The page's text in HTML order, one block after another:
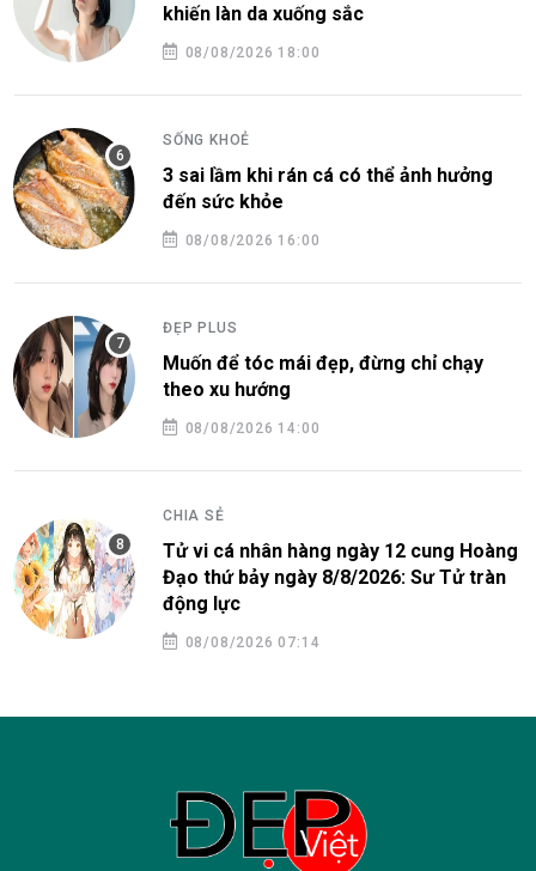
khiến làn da xuống sắc
08/08/2026 18:00
SỐNG KHOẺ
3 sai lầm khi rán cá có thể ảnh hưởng
đến sức khỏe
08/08/2026 16:00
ĐẸP PLUS
Muốn để tóc mái đẹp, đừng chỉ chạy
theo xu hướng
08/08/2026 14:00
CHIA SẺ
Tử vi cá nhân hàng ngày 12 cung Hoàng
Đạo thứ bảy ngày 8/8/2026: Sư Tử tràn
động lực
08/08/2026 07:14